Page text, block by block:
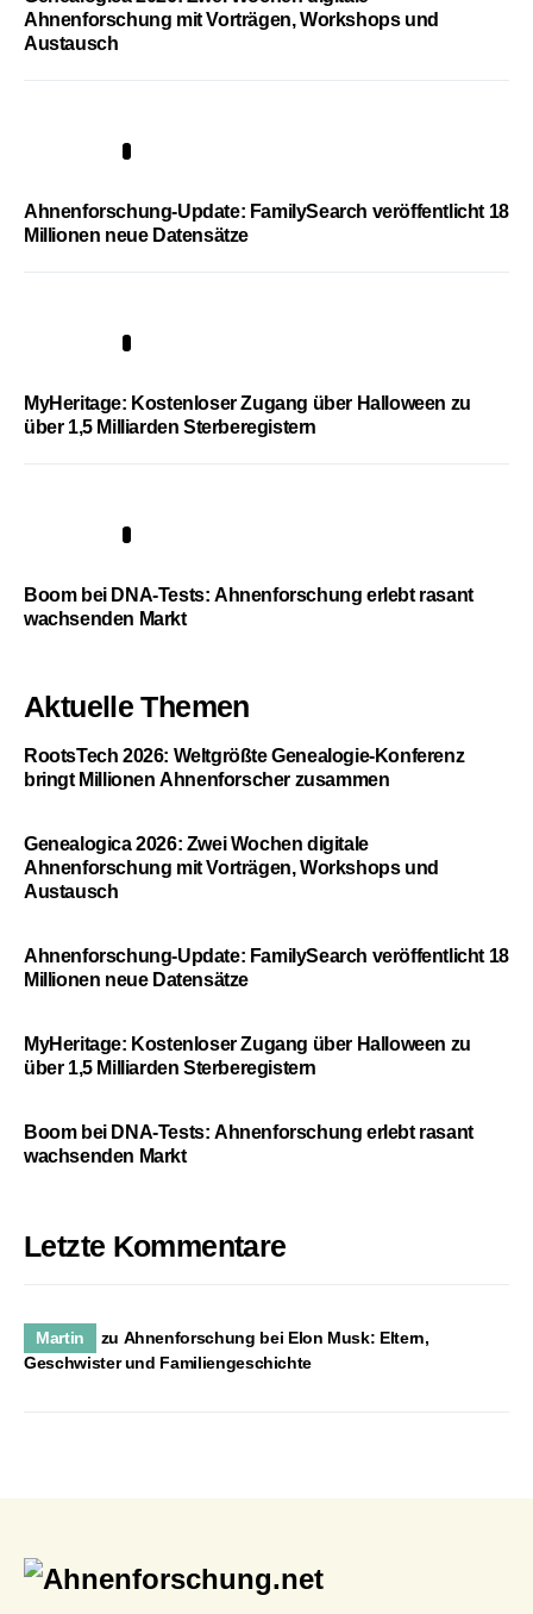
Ahnenforschung mit Vorträgen, Workshops und
Austausch
Ahnenforschung-Update: FamilySearch veröffentlicht 18
Millionen neue Datensätze
MyHeritage: Kostenloser Zugang über Halloween zu
über 1,5 Milliarden Sterberegistern
Boom bei DNA-Tests: Ahnenforschung erlebt rasant
wachsenden Markt
Aktuelle Themen
RootsTech 2026: Weltgrößte Genealogie-Konferenz
bringt Millionen Ahnenforscher zusammen
Genealogica 2026: Zwei Wochen digitale
Ahnenforschung mit Vorträgen, Workshops und
Austausch
Ahnenforschung-Update: FamilySearch veröffentlicht 18
Millionen neue Datensätze
MyHeritage: Kostenloser Zugang über Halloween zu
über 1,5 Milliarden Sterberegistern
Boom bei DNA-Tests: Ahnenforschung erlebt rasant
wachsenden Markt
Letzte Kommentare
Martin zu Ahnenforschung bei Elon Musk: Eltern,
Geschwister und Familiengeschichte